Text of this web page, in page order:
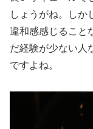
しょうがね。しか
違和感感じること
だ経験が少ない人
ですよね。